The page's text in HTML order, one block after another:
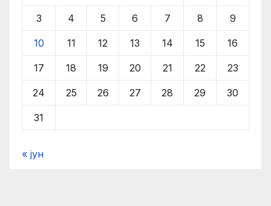
3 4 5 6 7 8 9
10 11 12 13 14 15 16
17 18 19 20 21 22 23
24 25 26 27 28 29 30
31
« јун